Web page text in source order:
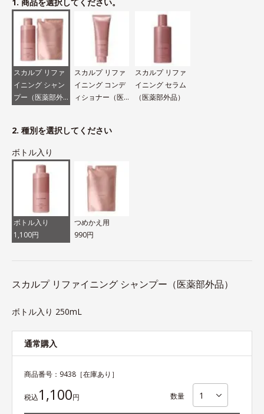
スカルプ リファ
イニング シャン
プー（医薬部外
スカルプ リファ
イニング コンデ
ィショナー（医
スカルプ リファ
イニング セラム
（医薬部外品）
2. 種別を選択してください
ボトル入り
ボトル入り
1,100円
つめかえ用
990円
スカルプ リファイニング シャンプー（医薬部外品）
ボトル入り 250mL
通常購入
商品番号： 9438 ［在庫あり］
税込1,100円 数量